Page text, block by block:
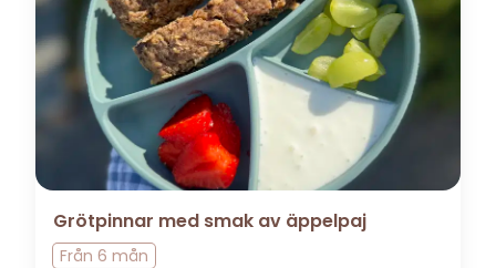
Grötpinnar med smak av äppelpaj
Från 6 mån